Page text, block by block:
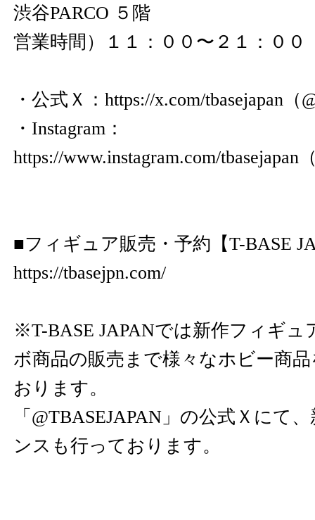
渋谷PARCO ５階
営業時間）１１：００〜２１：００
・公式Ｘ： https://x.com/tbasejapan （
・Instagram：
https://www.instagram.com/tbasejapan
■フィギュア販売・予約【T-BASE
https://tbasejpn.com/
※T-BASE JAPANでは新作フィギュ
ボ商品の販売まで様々なホビー商
おります。
「@TBASEJAPAN」の公式Ｘにて
ンスも行っております。